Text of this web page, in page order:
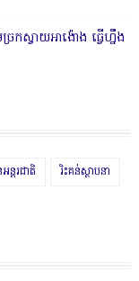
ស្វាយអាង៉ោង ធ្វើហ្នឹង
ន្តរជាតិ រិះគន់ស្ថាបនា